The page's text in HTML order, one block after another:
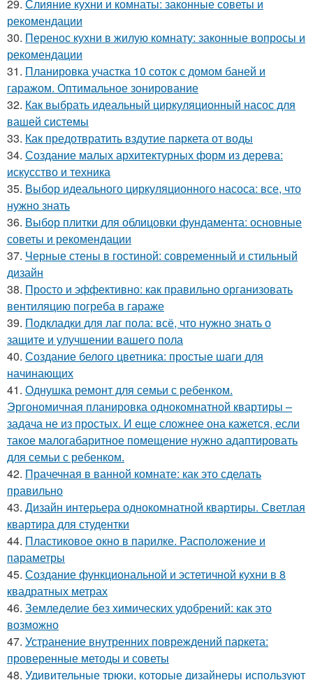
29. Слияние кухни и комнаты: законные советы и
рекомендации
30. Перенос кухни в жилую комнату: законные вопросы и
рекомендации
31. Планировка участка 10 соток с домом баней и
гаражом. Оптимальное зонирование
32. Как выбрать идеальный циркуляционный насос для
вашей системы
33. Как предотвратить вздутие паркета от воды
34. Создание малых архитектурных форм из дерева:
искусство и техника
35. Выбор идеального циркуляционного насоса: все, что
нужно знать
36. Выбор плитки для облицовки фундамента: основные
советы и рекомендации
37. Черные стены в гостиной: современный и стильный
дизайн
38. Просто и эффективно: как правильно организовать
вентиляцию погреба в гараже
39. Подкладки для лаг пола: всё, что нужно знать о
защите и улучшении вашего пола
40. Создание белого цветника: простые шаги для
начинающих
41. Однушка ремонт для семьи с ребенком.
Эргономичная планировка однокомнатной квартиры –
задача не из простых. И еще сложнее она кажется, если
такое малогабаритное помещение нужно адаптировать
для семьи с ребенком.
42. Прачечная в ванной комнате: как это сделать
правильно
43. Дизайн интерьера однокомнатной квартиры. Светлая
квартира для студентки
44. Пластиковое окно в парилке. Расположение и
параметры
45. Создание функциональной и эстетичной кухни в 8
квадратных метрах
46. Земледелие без химических удобрений: как это
возможно
47. Устранение внутренних повреждений паркета:
проверенные методы и советы
48. Удивительные трюки, которые дизайнеры используют